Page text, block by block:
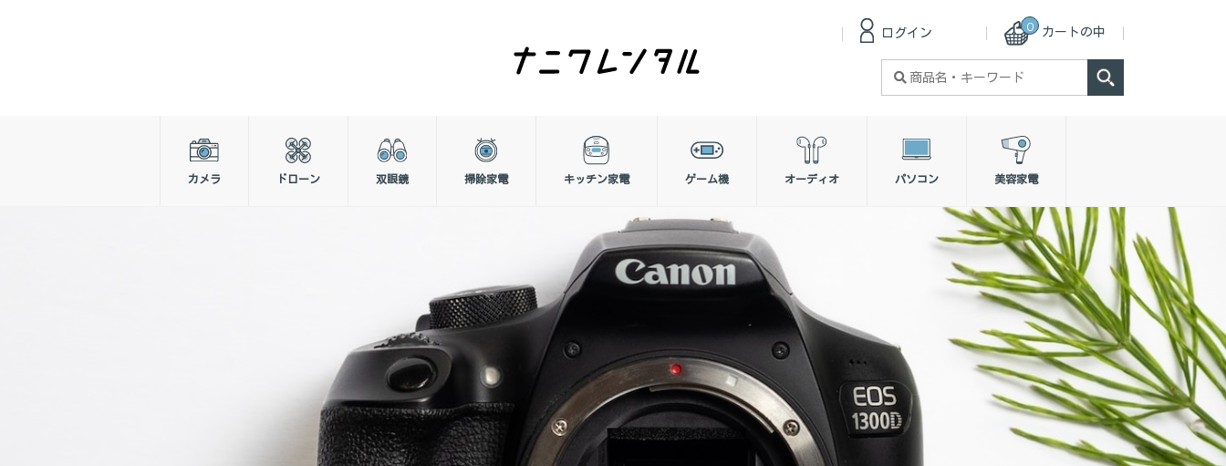
カートの中
0
ログイン
カメラ ドローン 双眼鏡 掃除家電 キッチン家電 ゲーム機 オーディオ パソコン 美容家電